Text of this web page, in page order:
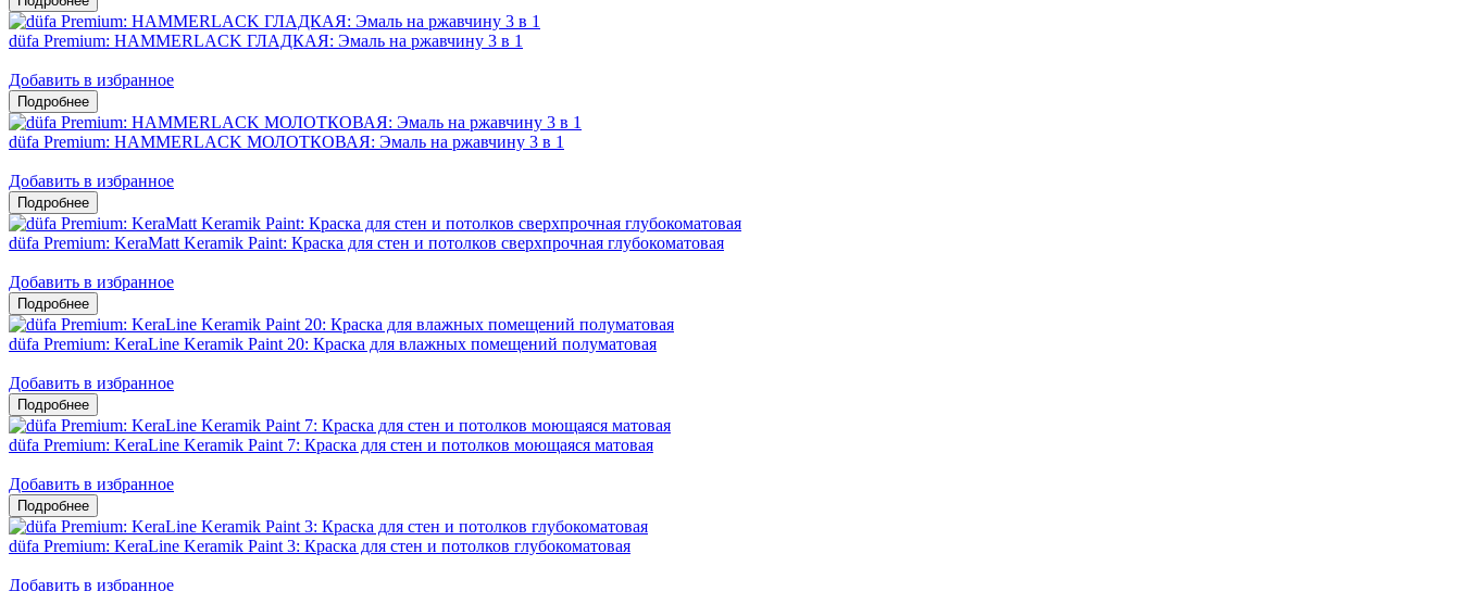
düfa Premium: HAMMERLACK ГЛАДКАЯ: Эмаль на ржавчину 3 в 1
Добавить в избранное
düfa Premium: HAMMERLACK МОЛОТКОВАЯ: Эмаль на ржавчину 3 в 1
Добавить в избранное
düfa Premium: KeraMatt Keramik Paint: Краска для стен и потолков сверхпрочная глубокоматовая
Добавить в избранное
düfa Premium: KeraLine Keramik Paint 20: Краска для влажных помещений полуматовая
Добавить в избранное
düfa Premium: KeraLine Keramik Paint 7: Краска для стен и потолков моющаяся матовая
Добавить в избранное
düfa Premium: KeraLine Keramik Paint 3: Краска для стен и потолков глубокоматовая
Добавить в избранное